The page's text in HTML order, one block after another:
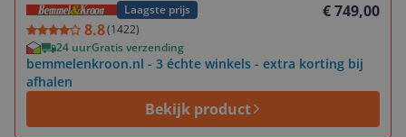
Laagste prijs
8.8(1422)
€ 749,00
24 uurGratis verzending
bemmelenkroon.nl - 3 échte winkels - extra korting bij
afhalen
Bekijk product